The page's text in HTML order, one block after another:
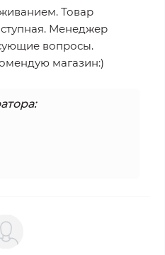
Товар
Менеджер
вопросы.
магазин:)